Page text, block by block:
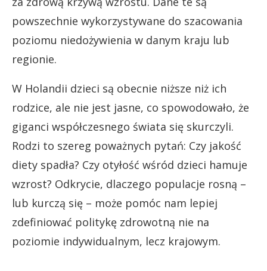
powszechnie wykorzystywane do szacowania
poziomu niedożywienia w danym kraju lub
regionie.
W Holandii dzieci są obecnie niższe niż ich
rodzice, ale nie jest jasne, co spowodowało, że
giganci współczesnego świata się skurczyli.
Rodzi to szereg poważnych pytań: Czy jakość
diety spadła? Czy otyłość wśród dzieci hamuje
wzrost? Odkrycie, dlaczego populacje rosną –
lub kurczą się – może pomóc nam lepiej
zdefiniować politykę zdrowotną nie na
poziomie indywidualnym, lecz krajowym.